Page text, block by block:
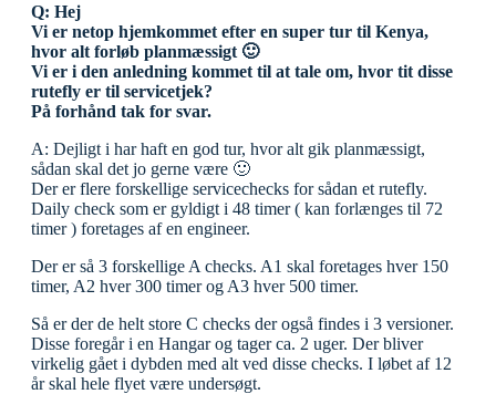
Q: Hej
Vi er netop hjemkommet efter en super tur til Kenya,
hvor alt forløb planmæssigt 🙂
Vi er i den anledning kommet til at tale om, hvor tit disse
rutefly er til servicetjek?
På forhånd tak for svar.
A: Dejligt i har haft en god tur, hvor alt gik planmæssigt,
sådan skal det jo gerne være 🙂
Der er flere forskellige servicechecks for sådan et rutefly.
Daily check som er gyldigt i 48 timer ( kan forlænges til 72
timer ) foretages af en engineer.
Der er så 3 forskellige A checks. A1 skal foretages hver 150
timer, A2 hver 300 timer og A3 hver 500 timer.
Så er der de helt store C checks der også findes i 3 versioner.
Disse foregår i en Hangar og tager ca. 2 uger. Der bliver
virkelig gået i dybden med alt ved disse checks. I løbet af 12
år skal hele flyet være undersøgt.